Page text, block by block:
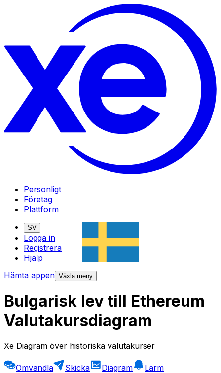
Personligt
Företag
Plattform
SV
Logga in
Registrera
Hjälp
Hämta appen Växla meny
Bulgarisk lev till Ethereum
Valutakursdiagram
Xe Diagram över historiska valutakurser
Omvandla Skicka Diagram
Larm